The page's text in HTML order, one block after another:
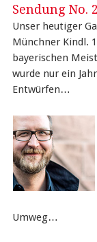
Sendung No.
Unser heutiger
Münchner Kindl.
bayerischen
wurde nur ein
Entwürfen…
Umweg…